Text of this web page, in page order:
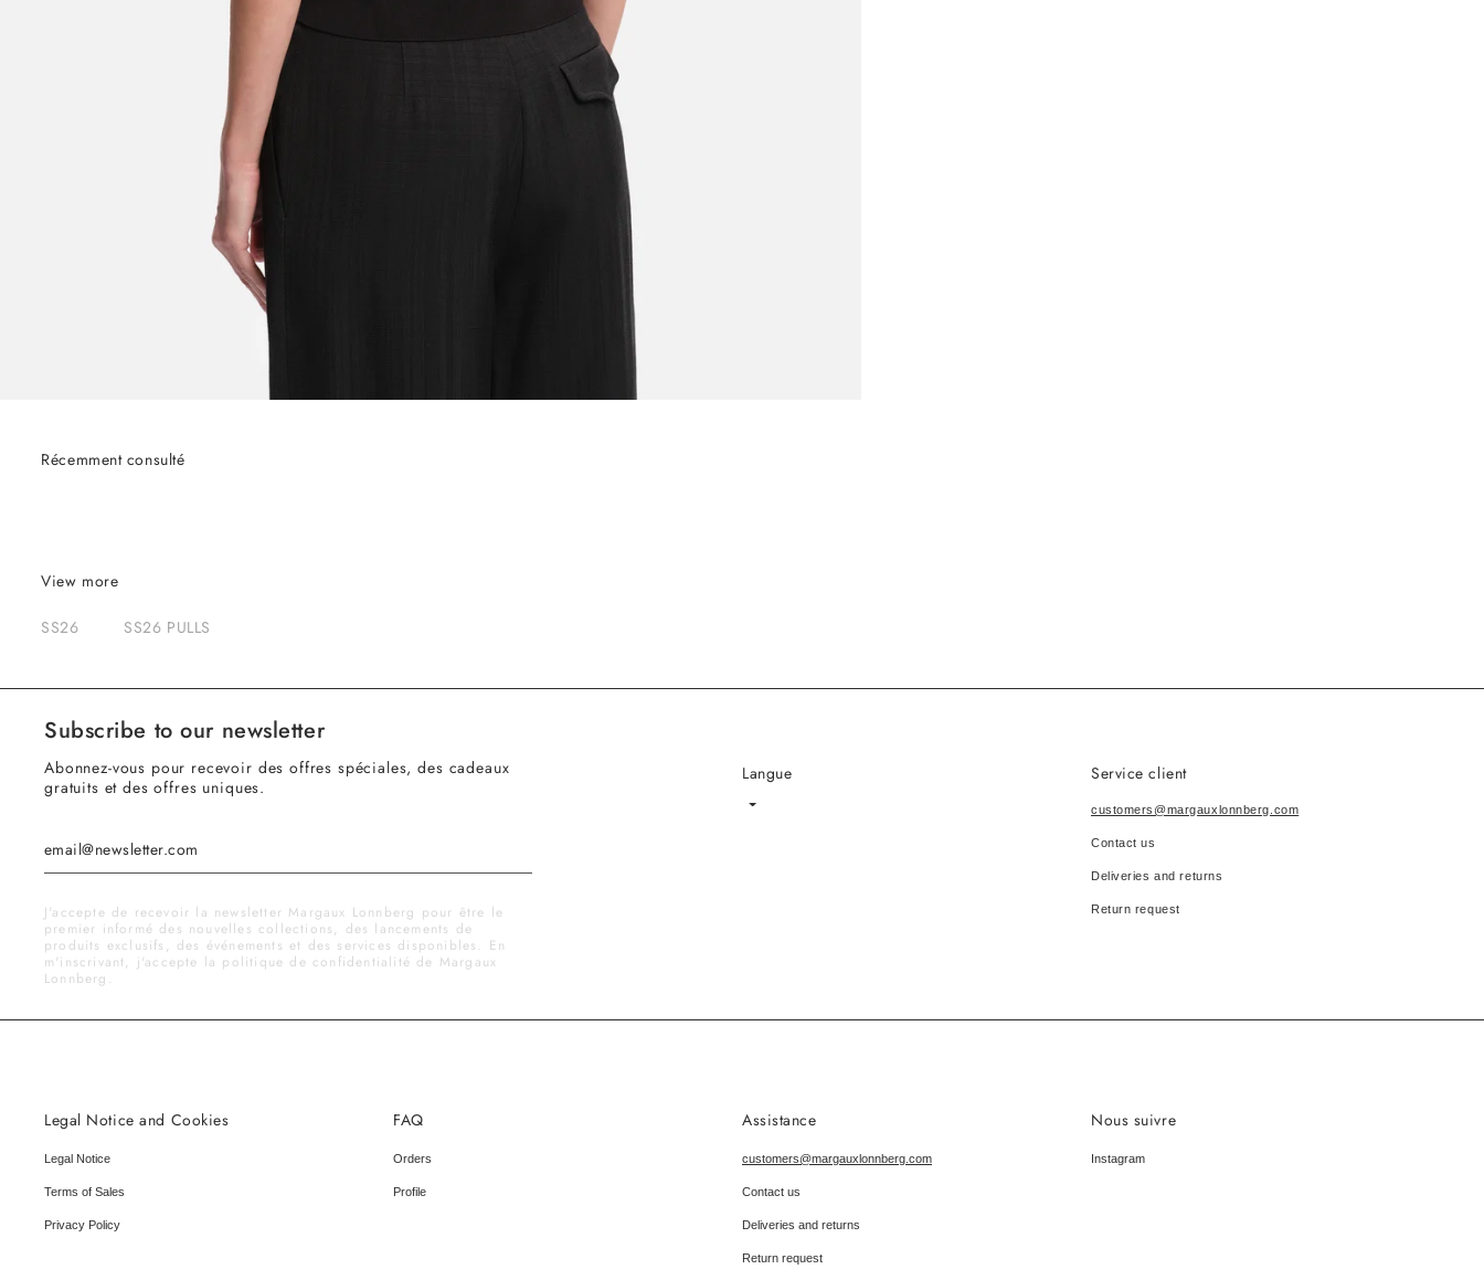
Récemment consulté
View more
SS26 SS26 PULLS
Subscribe to our newsletter
Abonnez-vous pour recevoir des offres spéciales, des cadeaux
gratuits et des offres uniques.
J'accepte de recevoir la newsletter Margaux Lonnberg pour être le
premier informé des nouvelles collections, des lancements de
produits exclusifs, des événements et des services disponibles. En
m'inscrivant, j'accepte la politique de confidentialité de Margaux
Lonnberg.
Langue
Language
Service client
customers@margauxlonnberg.com
Contact us
Deliveries and returns
Return request
Legal Notice and Cookies
Legal Notice
Terms of Sales
Privacy Policy
FAQ
Orders
Profile
Assistance
customers@margauxlonnberg.com
Contact us
Deliveries and returns
Return request
Nous suivre
Instagram